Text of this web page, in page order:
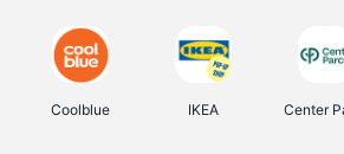
Coolblue IKEA Center